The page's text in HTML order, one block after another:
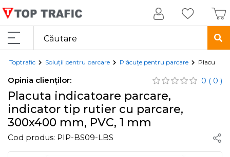
Toptrafic Soluții pentru parcare Plăcuțe pentru parcare Placuta
Opinia clienților: 0 ( 0 )
Placuta indicatoare parcare,
indicator tip rutier cu parcare,
300x400 mm, PVC, 1 mm
Cod produs: PIP-BS09-LBS